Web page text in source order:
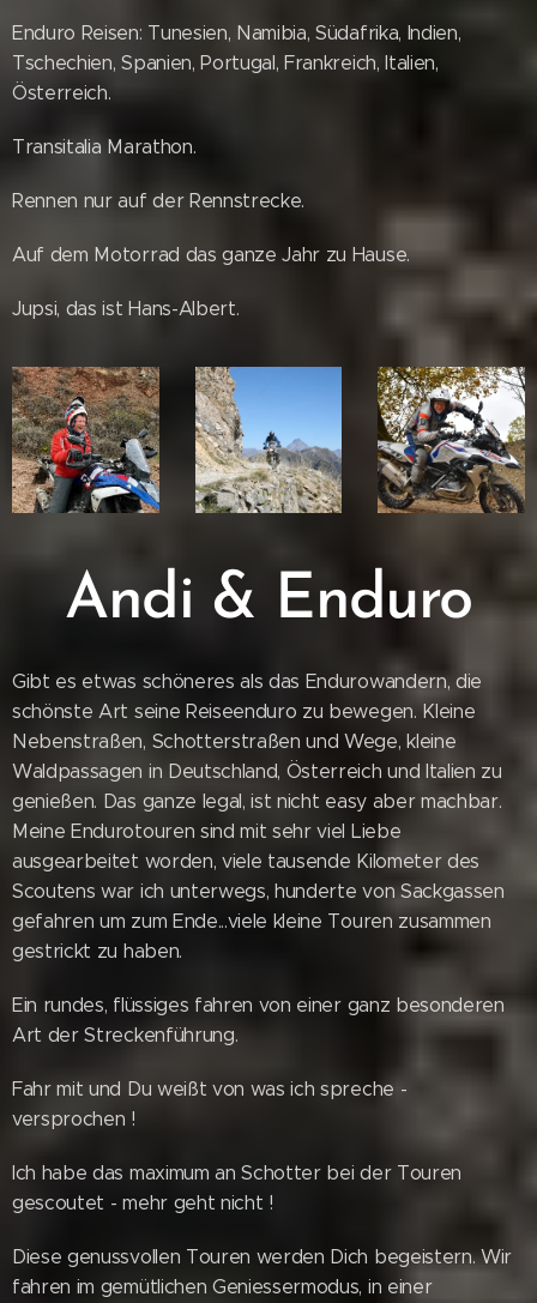
Enduro Reisen: Tunesien, Namibia, Südafrika, Indien,
Tschechien, Spanien, Portugal, Frankreich, Italien,
Österreich.
Transitalia Marathon.
Rennen nur auf der Rennstrecke.
Auf dem Motorrad das ganze Jahr zu Hause.
Jupsi, das ist Hans-Albert.
Andi & Enduro
Gibt es etwas schöneres als das Endurowandern, die
schönste Art seine Reiseenduro zu bewegen. Kleine
Nebenstraßen, Schotterstraßen und Wege, kleine
Waldpassagen in Deutschland, Österreich und Italien zu
genießen. Das ganze legal, ist nicht easy aber machbar.
Meine Endurotouren sind mit sehr viel Liebe
ausgearbeitet worden, viele tausende Kilometer des
Scoutens war ich unterwegs, hunderte von Sackgassen
gefahren um zum Ende...viele kleine Touren zusammen
gestrickt zu haben.
Ein rundes, flüssiges fahren von einer ganz besonderen
Art der Streckenführung.
Fahr mit und Du weißt von was ich spreche -
versprochen !
Ich habe das maximum an Schotter bei der Touren
gescoutet - mehr geht nicht !
Diese genussvollen Touren werden Dich begeistern. Wir
fahren im gemütlichen Geniessermodus, in einer